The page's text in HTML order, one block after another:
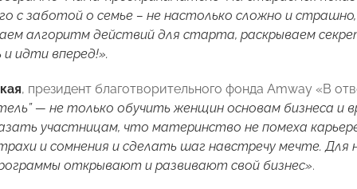
с заботой о семье – не настолько сложно и
алгоритм действий для старта, раскрываем
идти вперед!».
, президент благотворительного фонда Amway «В
― не только обучить женщин основам бизнеса и
участницам, что материнство не помеха
и сомнения и сделать шаг навстречу мечте. Для
открывают и развивают свой бизнес».